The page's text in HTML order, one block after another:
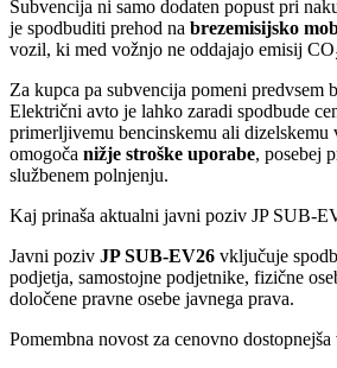
Subvencija ni samo dodaten popust pri
je spodbuditi prehod na brezemisijsko
vozil, ki med vožnjo ne oddajajo emisij
Za kupca pa subvencija pomeni predvsem
Električni avto je lahko zaradi spodbude
primerljivemu bencinskemu ali dizelskemu
omogoča nižje stroške uporabe, posebej
službenem polnjenju.
Kaj prinaša aktualni javni poziv JP SUB-
Javni poziv JP SUB-EV26 vključuje
podjetja, samostojne podjetnike, fizične
določene pravne osebe javnega prava.
Pomembna novost za cenovno